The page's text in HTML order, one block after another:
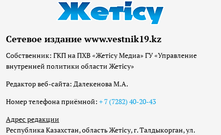
Сетевое издание www.vestnik19.kz
Собственник: ГКП на ПХВ «Жетісу Медиа» ГУ «Управление
внутренней политики области Жетісу»
Редактор веб-сайта: Далекенова М.А.
Номер телефона приёмной: + 7 (7282) 40-20-43
Адрес редакции
Республика Казахстан, область Жетісу, г. Талдыкорган, ул.